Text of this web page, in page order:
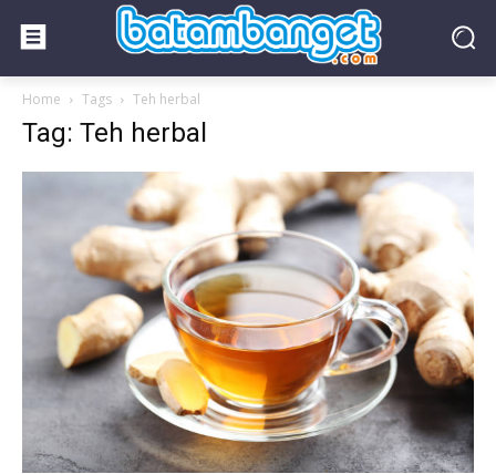
Home Tags Teh herbal
Tag: Teh herbal